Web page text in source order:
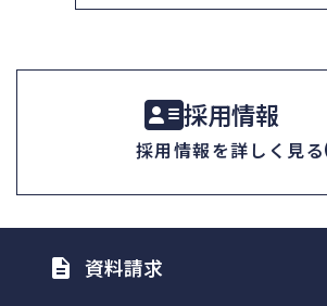
採用情報
採用情報を詳しく見る
description 資料請求